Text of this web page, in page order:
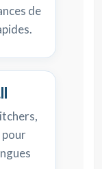
de